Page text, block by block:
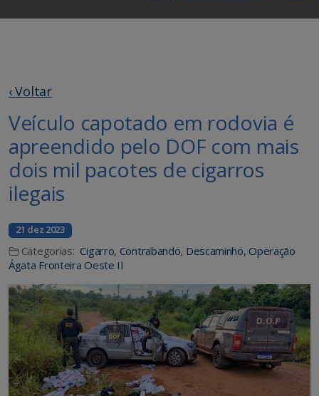
‹ Voltar
Veículo capotado em rodovia é
apreendido pelo DOF com mais
dois mil pacotes de cigarros
ilegais
21 dez 2023
Categorias: Cigarro, Contrabando, Descaminho, Operação
Ágata Fronteira Oeste II